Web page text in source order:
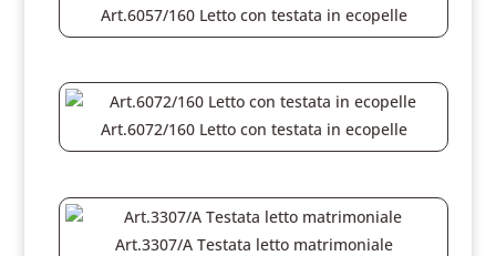
Art.6057/160 Letto con testata in ecopelle
Art.6072/160 Letto con testata in ecopelle
Art.3307/A Testata letto matrimoniale